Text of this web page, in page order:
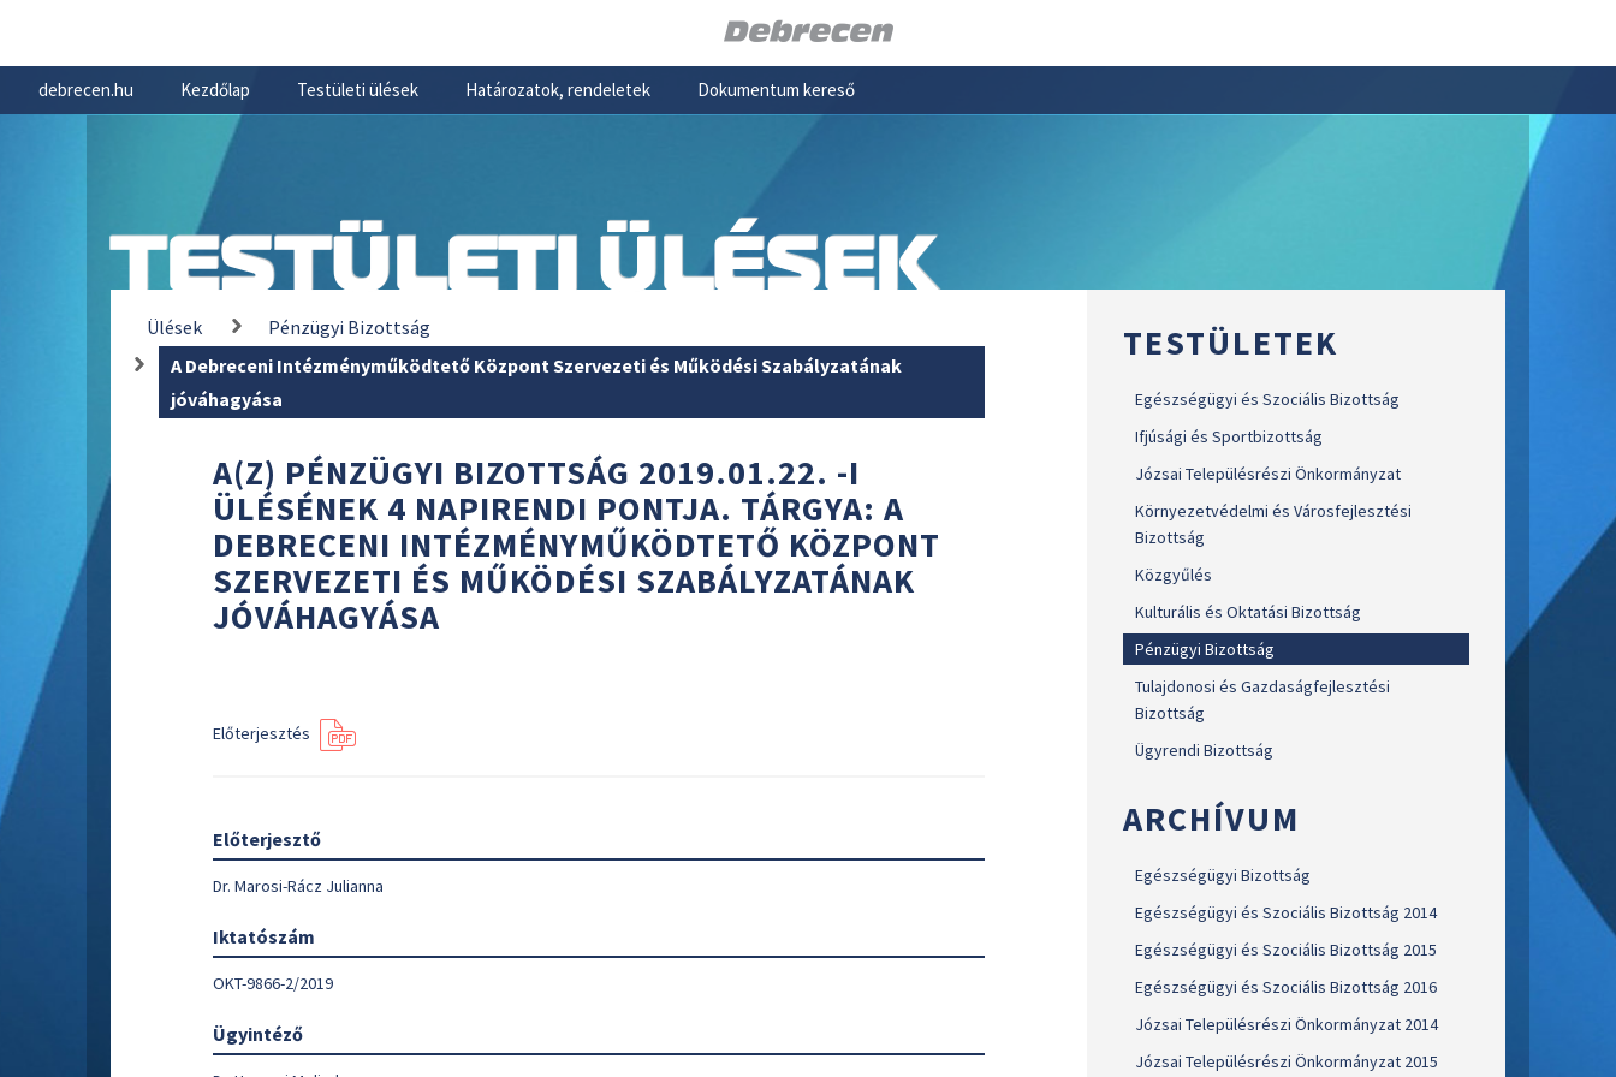
debrecen.hu Kezdőlap Testületi ülések Határozatok, rendeletek Dokumentum kereső
TESTÜLETI ÜLÉSEK
Ülések
Pénzügyi Bizottság
A Debreceni Intézményműködtető Központ Szervezeti és Működési Szabályzatának
jóváhagyása
A(Z) PÉNZÜGYI BIZOTTSÁG 2019.01.22. -I
ÜLÉSÉNEK 4 NAPIRENDI PONTJA. TÁRGYA: A
DEBRECENI INTÉZMÉNYMŰKÖDTETŐ KÖZPONT
SZERVEZETI ÉS MŰKÖDÉSI SZABÁLYZATÁNAK
JÓVÁHAGYÁSA
Előterjesztés
Előterjesztő
Dr. Marosi-Rácz Julianna
Iktatószám
OKT-9866-2/2019
Ügyintéző
TESTÜLETEK
Egészségügyi és Szociális Bizottság
Ifjúsági és Sportbizottság
Józsai Településrészi Önkormányzat
Környezetvédelmi és Városfejlesztési
Bizottság
Közgyűlés
Kulturális és Oktatási Bizottság
Pénzügyi Bizottság
Tulajdonosi és Gazdaságfejlesztési
Bizottság
Ügyrendi Bizottság
ARCHÍVUM
Egészségügyi Bizottság
Egészségügyi és Szociális Bizottság 2014
Egészségügyi és Szociális Bizottság 2015
Egészségügyi és Szociális Bizottság 2016
Józsai Településrészi Önkormányzat 2014
Józsai Településrészi Önkormányzat 2015